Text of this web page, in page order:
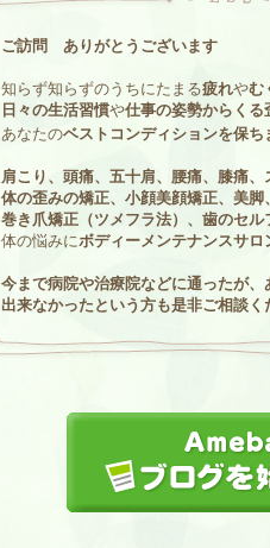
ご訪問 ありがとうございます
知らず知らずのうちにたまる疲れやむ
日々の生活習慣や仕事の姿勢からくる
あなたのベストコンディションを保ち
肩こり、頭痛、五十肩、腰痛、膝痛、
体の歪みの矯正、小顔美顔矯正、美脚
巻き爪矯正（ツメフラ法）、 歯のセル
体の悩みにボディーメンテナンスサロ
今まで病院や治療院などに通ったが、
出来なかったという方も是非ご相談く